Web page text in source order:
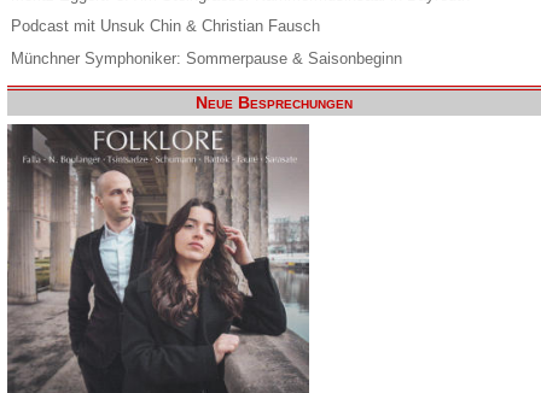
Podcast mit Unsuk Chin & Christian Fausch
Münchner Symphoniker: Sommerpause & Saisonbeginn
Neue Besprechungen